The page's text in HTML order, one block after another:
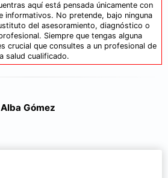
aquí está pensada únicamente con
informativos. No pretende, bajo ninguna
del asesoramiento, diagnóstico o
Siempre que tengas alguna
crucial que consultes a un profesional de
salud cualificado.
Alba Gómez